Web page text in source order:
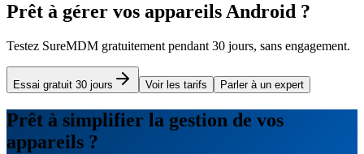
Prêt à gérer vos appareils Android ?
Testez SureMDM gratuitement pendant 30 jours, sans engagement.
Essai gratuit 30 jours Voir les tarifs Parler à un expert
Prêt à simplifier la gestion de vos
appareils ?